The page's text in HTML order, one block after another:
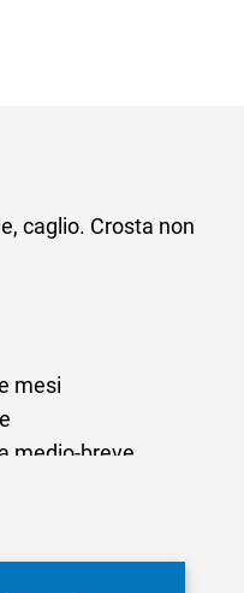
caglio. Crosta non
mesi
medio-breve
chiaro